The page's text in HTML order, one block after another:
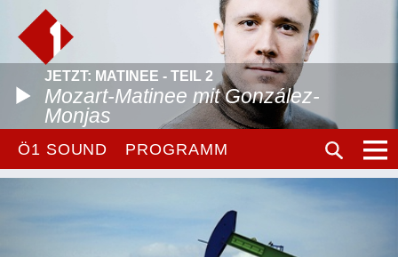
JETZT: MATINEE - TEIL 2
Mozart-Matinee mit González-
Monjas
Ö1 SOUND PROGRAMM